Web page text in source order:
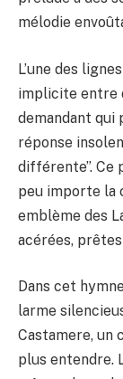
mélodie
L’une des
implicite entre
demandant qui
réponse
différente”. Ce
peu importe la
emblème des
acérées,
Dans cet
larme
Castamere, un
plus entendre.